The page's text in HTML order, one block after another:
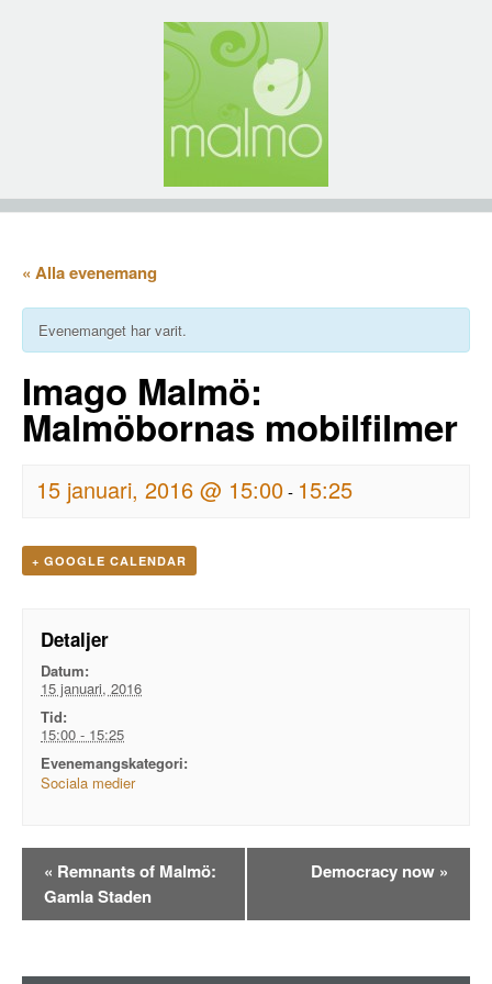
« Alla evenemang
Evenemanget har varit.
Imago Malmö:
Malmöbornas mobilfilmer
15 januari, 2016 @ 15:00- 15:25
+ GOOGLE CALENDAR
Detaljer
Datum:
15 januari, 2016
Tid:
15:00 - 15:25
Evenemangskategori:
Sociala medier
Evenemangsnavigation
« Remnants of Malmö:
Gamla Staden
Democracy now »